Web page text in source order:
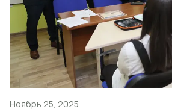
Ноябрь 25, 2025